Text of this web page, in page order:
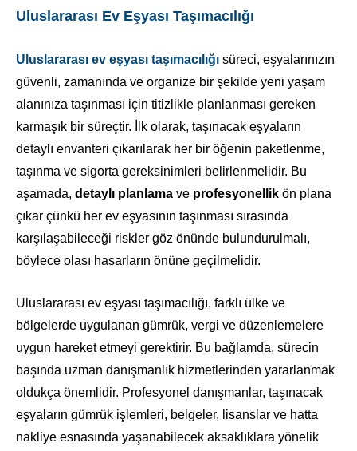
Uluslararası Ev Eşyası Taşımacılığı
Uluslararası ev eşyası taşımacılığı süreci, eşyalarınızın
güvenli, zamanında ve organize bir şekilde yeni yaşam
alanınıza taşınması için titizlikle planlanması gereken
karmaşık bir süreçtir. İlk olarak, taşınacak eşyaların
detaylı envanteri çıkarılarak her bir öğenin paketlenme,
taşınma ve sigorta gereksinimleri belirlenmelidir. Bu
aşamada, detaylı planlama ve profesyonellik ön plana
çıkar çünkü her ev eşyasının taşınması sırasında
karşılaşabileceği riskler göz önünde bulundurulmalı,
böylece olası hasarların önüne geçilmelidir.
Uluslararası ev eşyası taşımacılığı, farklı ülke ve
bölgelerde uygulanan gümrük, vergi ve düzenlemelere
uygun hareket etmeyi gerektirir. Bu bağlamda, sürecin
başında uzman danışmanlık hizmetlerinden yararlanmak
oldukça önemlidir. Profesyonel danışmanlar, taşınacak
eşyaların gümrük işlemleri, belgeler, lisanslar ve hatta
nakliye esnasında yaşanabilecek aksaklıklara yönelik